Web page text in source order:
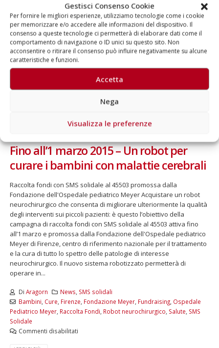
Gestisci Consenso Cookie
Per fornire le migliori esperienze, utilizziamo tecnologie come i cookie
per memorizzare e/o accedere alle informazioni del dispositivo. Il
consenso a queste tecnologie ci permetterà di elaborare dati come il
comportamento di navigazione o ID unici su questo sito. Non
acconsentire o ritirare il consenso può influire negativamente su alcune
caratteristiche e funzioni.
Accetta
Nega
Visualizza le preferenze
LEGGI DI PIÙ...
Fino all’1 marzo 2015 – Un robot per
curare i bambini con malattie cerebrali
Raccolta fondi con SMS solidale al 45503 promossa dalla
Fondazione dell'Ospedale pediatrico Meyer Acquistare un robot
neurochirurgico che consenta di migliorare ulteriormente la qualità
degli interventi sui piccoli pazienti: è questo l’obiettivo della
campagna di raccolta fondi con SMS solidale al 45503 attiva fino
all’1 marzo e promossa dalla Fondazione dell'Ospedale pediatrico
Meyer di Firenze, centro di riferimento nazionale per il trattamento
e la cura di tutto lo spettro delle patologie di interesse
neurochirurgico. Il nuovo sistema robotizzato permetterà di
operare in...
Di Aragorn News, SMS solidali
Bambini, Cure, Firenze, Fondazione Meyer, Fundraising, Ospedale
Pediatrico Meyer, Raccolta Fondi, Robot neurochirurgico, Salute, SMS
Solidale
Commenti disabilitati